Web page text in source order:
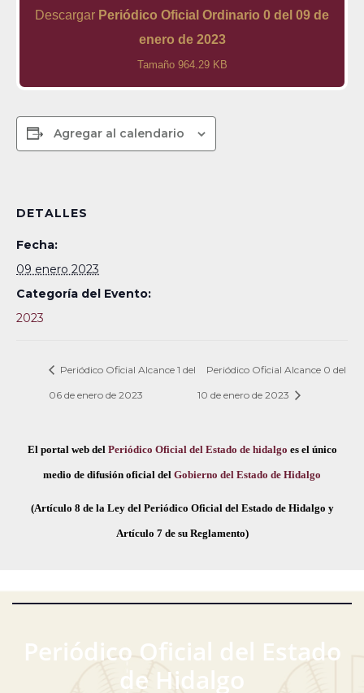
Descargar Periódico Oficial Ordinario 0 del 09 de
enero de 2023
Tamaño 964.29 KB
Agregar al calendario
DETALLES
Fecha:
09 enero 2023
Categoría del Evento:
2023
Periódico Oficial Alcance 1 del
06 de enero de 2023
Periódico Oficial Alcance 0 del
10 de enero de 2023
El portal web del Periódico Oficial del Estado de hidalgo es el único
medio de difusión oficial del Gobierno del Estado de Hidalgo
(Artículo 8 de la Ley del Periódico Oficial del Estado de Hidalgo y
Artículo 7 de su Reglamento)
Periódico Oficial del Estado
de Hidalgo